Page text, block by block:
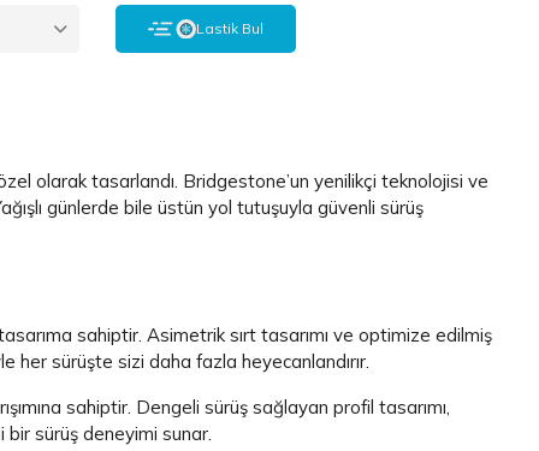
Lastik Bul
olarak tasarlandı. Bridgestone’un yenilikçi teknolojisi ve
günlerde bile üstün yol tutuşuyla güvenli sürüş
sahiptir. Asimetrik sırt tasarımı ve optimize edilmiş
her sürüşte sizi daha fazla heyecanlandırır.
sahiptir. Dengeli sürüş sağlayan profil tasarımı,
bir sürüş deneyimi sunar.